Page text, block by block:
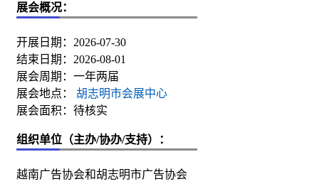
展会概况：
开展日期：2026-07-30
结束日期：2026-08-01
展会周期：一年两届
展会地点：
胡志明市会展中心
展会面积：待核实
组织单位（主办/协办/支持）：
越南广告协会和胡志明市广告协会